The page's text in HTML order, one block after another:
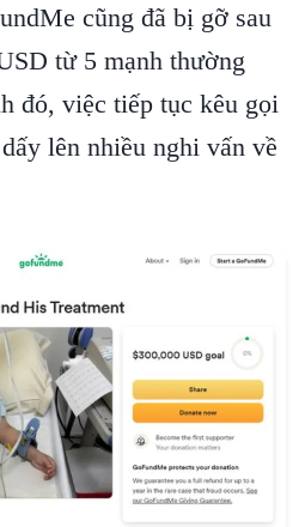
cũng đã bị gỡ sau
từ 5 mạnh thường
đó, việc tiếp tục kêu gọi
lên nhiều nghi vấn về